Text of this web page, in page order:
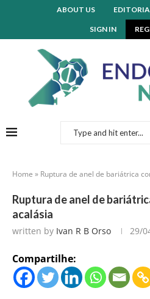
ABOUT US
SIGN IN
Home » Ruptura de anel de bariátrica
Ruptura de anel de
acalásia
written by Ivan R B Orso 29/
Compartilhe: